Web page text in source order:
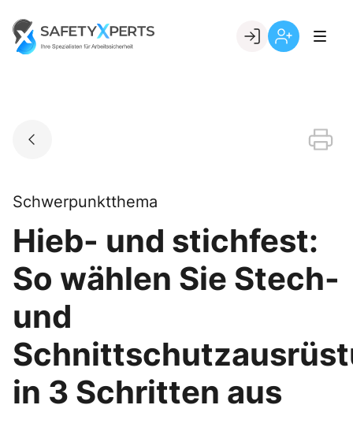
content
Go to landing page.
Schwerpunktthema
Hieb- und stichfest:
So wählen Sie Stech-
und
in 3 Schritten aus